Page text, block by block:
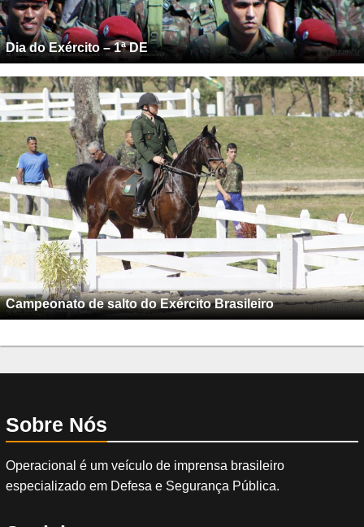
Dia do Exército – 1ª DE
Campeonato de salto do Exército Brasileiro
Sobre Nós
Operacional é um veículo de imprensa brasileiro
especializado em Defesa e Segurança Pública.